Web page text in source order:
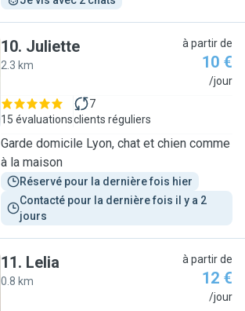
10. Juliette
2.3 km
à partir de
10 €
/jour
15 évaluations
7
clients réguliers
Garde domicile Lyon, chat et chien comme
à la maison
Réservé pour la dernière fois hier
Contacté pour la dernière fois il y a 2
jours
11. Lelia
0.8 km
à partir de
12 €
/jour